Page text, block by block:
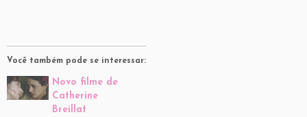
Você também pode se interessar:
Novo filme de
Catherine
Breillat